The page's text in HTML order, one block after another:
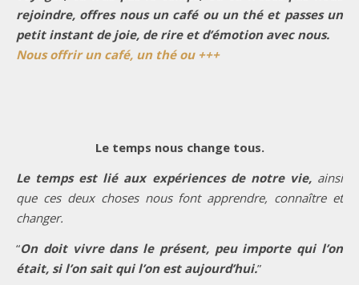
rejoindre, offres nous un café ou un thé et passes un
petit instant de joie, de rire et d’émotion avec nous.
Nous offrir un café, un thé ou +++
Le temps nous change tous.
Le temps est lié aux expériences de notre vie, ainsi
que ces deux choses nous font apprendre, connaître et
changer.
“On doit vivre dans le présent, peu importe qui l’on
était, si l’on sait qui l’on est aujourd’hui.”